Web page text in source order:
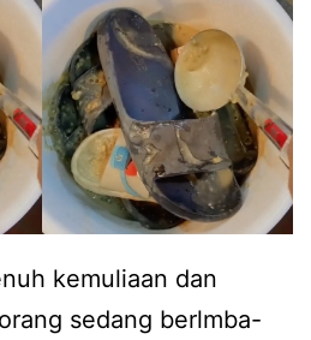
kemuliaan dan
sedang berlmba-